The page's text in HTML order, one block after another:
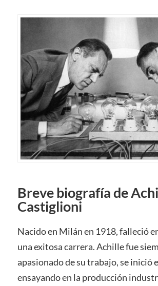
Breve biografía de
Castiglioni
Nacido en Milán en 1918, falleció
una exitosa carrera. Achille fue
apasionado de su trabajo, se inició
ensayando en la producción